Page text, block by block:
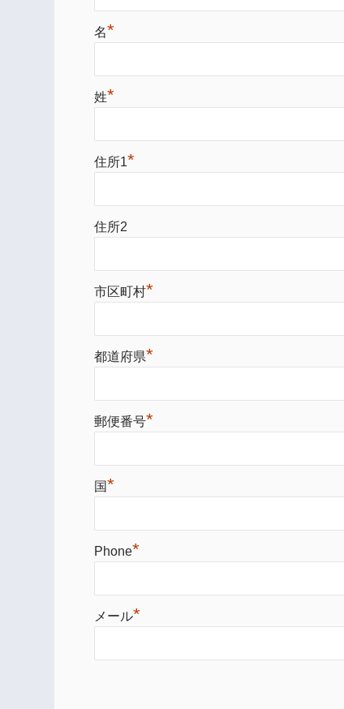
名*
姓*
住所1*
住所2
市区町村*
都道府県*
郵便番号*
国*
Phone*
メール*